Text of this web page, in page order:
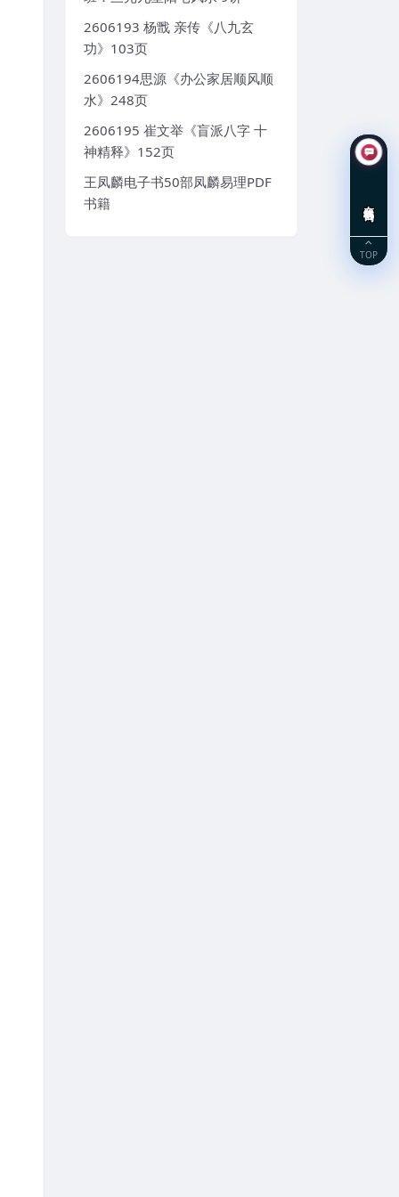
2606193 杨戬 亲传《八九玄
功》103页
2606194思源《办公家居顺风顺
水》248页
2606195 崔文举《盲派八字 十
神精释》152页
王凤麟电子书50部凤麟易理PDF
书籍
TOP